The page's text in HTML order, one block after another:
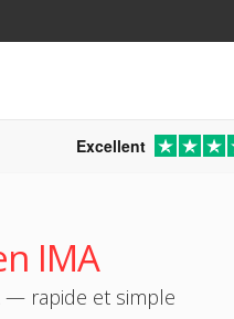
Excellent
IMA
— rapide et simple